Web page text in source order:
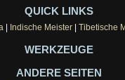
QUICK LINKS
| Indische Meister| Tibetische
WERKZEUGE
ANDERE SEITEN